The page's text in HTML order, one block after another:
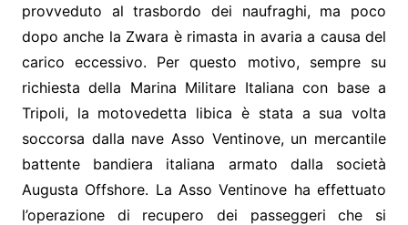
provveduto al trasbordo dei naufraghi, ma poco
dopo anche la Zwara è rimasta in avaria a causa del
carico eccessivo. Per questo motivo, sempre su
richiesta della Marina Militare Italiana con base a
Tripoli, la motovedetta libica è stata a sua volta
soccorsa dalla nave Asso Ventinove, un mercantile
battente bandiera italiana armato dalla società
Augusta Offshore. La Asso Ventinove ha effettuato
l’operazione di recupero dei passeggeri che si